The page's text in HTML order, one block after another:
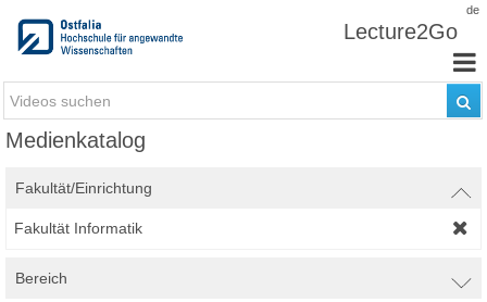
de
Lecture2Go
Medienkatalog
Fakultät/Einrichtung
Fakultät Informatik
Bereich